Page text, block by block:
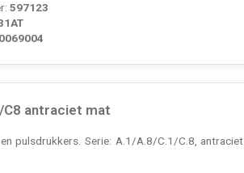
597123
C8 antraciet mat
pulsdrukkers. Serie: A.1/A.8/C.1/C.8, antraciet